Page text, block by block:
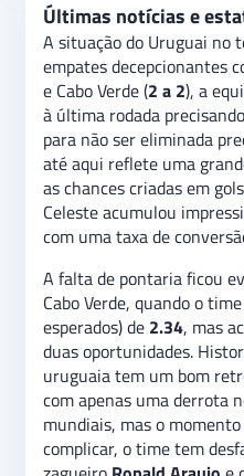
Últimas notícias e
A situação do Uruguai no
empates decepcionantes
e Cabo Verde (2 a 2), a
à última rodada
para não ser eliminada
até aqui reflete uma
as chances criadas em
Celeste acumulou
com uma taxa de
A falta de pontaria ficou
Cabo Verde, quando o
esperados) de 2.34, mas
duas oportunidades.
uruguaia tem um bom
com apenas uma derrota
mundiais, mas o
complicar, o time tem